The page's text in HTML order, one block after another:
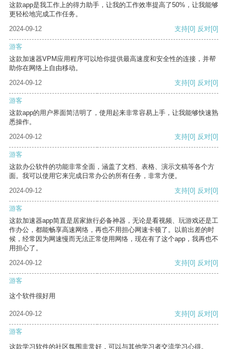
这款app是我工作上的得力助手，让我的工作效率提高了50%，让我能够
更轻松地完成工作任务。
2024-09-12
支持[0] 反对[0]
游客
这款加速器VPM应用程序可以给你提供最高速度和安全性的连接，并帮
助你在网络上自由移动。
2024-09-12
支持[0] 反对[0]
游客
这款app的用户界面简洁明了，使用起来非常容易上手，让我能够快速熟
悉操作。
2024-09-12
支持[0] 反对[0]
游客
这款办公软件的功能非常全面，涵盖了文档、表格、演示文稿等各个方
面。我可以使用它来完成日常办公的所有任务，非常方便。
2024-09-12
支持[0] 反对[0]
游客
这款加速器app简直是居家旅行必备神器，无论是看视频、玩游戏还是工
作办公，都能畅享高速网络，再也不用担心网速卡顿了。以前出差的时
候，经常因为网速慢而无法正常使用网络，现在有了这个app，我再也不
用担心了。
2024-09-12
支持[0] 反对[0]
游客
这个软件很好用
2024-09-12 支持[0] 反对[0]
游客
这款学习软件的社区氛围非常好，可以与其他学习者交流学习心得。